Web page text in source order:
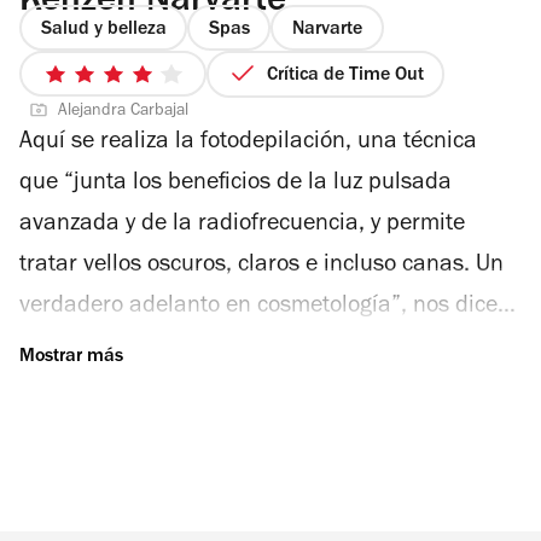
tratamientos. Las ceras que se usan aquí tienen
diferentes propiedades. La de algas marinas,
por ejemplo, evita la irritación de la piel. Con
Salud y belleza Spas Narvarte
4
de
5
estrellas
Crítica de Time Out
Alejandra Carbajal
Aquí se realiza la fotodepilación, una técnica
que “junta los beneficios de la luz pulsada
avanzada y de la radiofrecuencia, y permite
tratar vellos oscuros, claros e incluso canas. Un
verdadero adelanto en cosmetología”, nos dice
la terapeuta Jenny Góngora. Este tipo de luz